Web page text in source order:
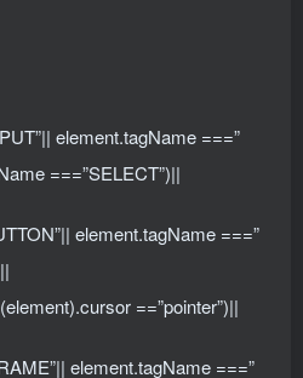
element.tagName ===”
===”SELECT”)||
element.tagName ===”
==”pointer”)||
element.tagName ===”